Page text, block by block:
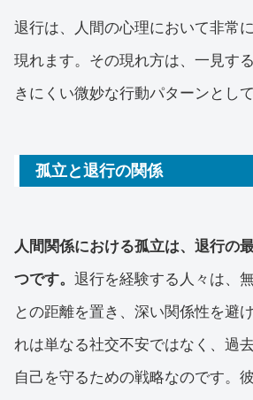
退行は、人間の心理において非常
現れます。その現れ方は、一見す
きにくい微妙な行動パターンとし
孤立と退行の関係
人間関係における孤立は、退行の
つです。 退行を経験する人々は、
との距離を置き、深い関係性を避
れは単なる社交不安ではなく、過
自己を守るための戦略なのです。